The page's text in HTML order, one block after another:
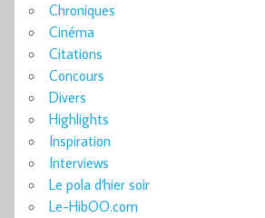
Chroniques
Cinéma
Citations
Concours
Divers
Highlights
Inspiration
Interviews
Le pola d'hier soir
Le-HibOO.com